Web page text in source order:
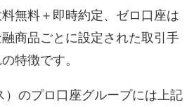
無料＋即時約定、ゼロ口座は
商品ごとに設定された取引手
特徴です。
）のプロ口座グループには上記